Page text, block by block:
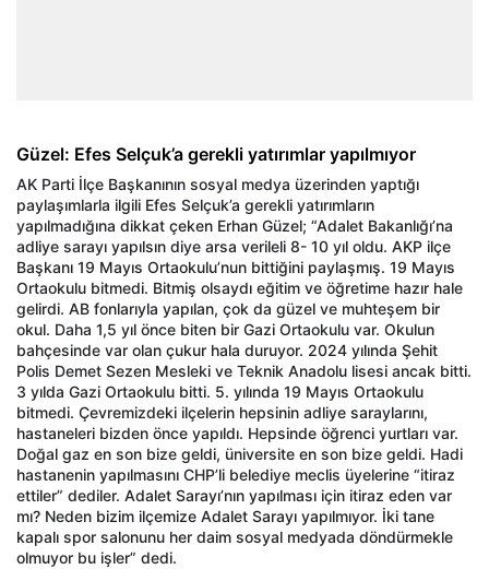
Güzel: Efes Selçuk’a gerekli yatırımlar yapılmıyor
AK Parti İlçe Başkanının sosyal medya üzerinden yaptığı
paylaşımlarla ilgili Efes Selçuk’a gerekli yatırımların
yapılmadığına dikkat çeken Erhan Güzel; “Adalet Bakanlığı’na
adliye sarayı yapılsın diye arsa verileli 8- 10 yıl oldu. AKP ilçe
Başkanı 19 Mayıs Ortaokulu’nun bittiğini paylaşmış. 19 Mayıs
Ortaokulu bitmedi. Bitmiş olsaydı eğitim ve öğretime hazır hale
gelirdi. AB fonlarıyla yapılan, çok da güzel ve muhteşem bir
okul. Daha 1,5 yıl önce biten bir Gazi Ortaokulu var. Okulun
bahçesinde var olan çukur hala duruyor. 2024 yılında Şehit
Polis Demet Sezen Mesleki ve Teknik Anadolu lisesi ancak bitti.
3 yılda Gazi Ortaokulu bitti. 5. yılında 19 Mayıs Ortaokulu
bitmedi. Çevremizdeki ilçelerin hepsinin adliye saraylarını,
hastaneleri bizden önce yapıldı. Hepsinde öğrenci yurtları var.
Doğal gaz en son bize geldi, üniversite en son bize geldi. Hadi
hastanenin yapılmasını CHP’li belediye meclis üyelerine “itiraz
ettiler” dediler. Adalet Sarayı’nın yapılması için itiraz eden var
mı? Neden bizim ilçemize Adalet Sarayı yapılmıyor. İki tane
kapalı spor salonunu her daim sosyal medyada döndürmekle
olmuyor bu işler” dedi.